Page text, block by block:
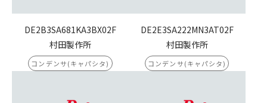
DE2B3SA681KA3BX02F
村田製作所
コンデンサ(キャパシタ)
DE2E3SA222MN3AT02F
村田製作所
コンデンサ(キャパシタ)